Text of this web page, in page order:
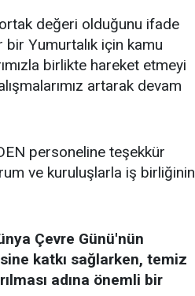
değeri olduğunu ifade
Yumurtalık için kamu
birlikte hareket etmeyi
artarak devam
personeline teşekkür
ve kuruluşlarla iş birliğinin
Çevre Günü'nün
katkı sağlarken, temiz
adına önemli bir